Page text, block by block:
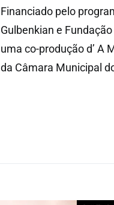
Financiado pelo
Gulbenkian e Fundação
uma co-produção d’ A
da Câmara Municipal